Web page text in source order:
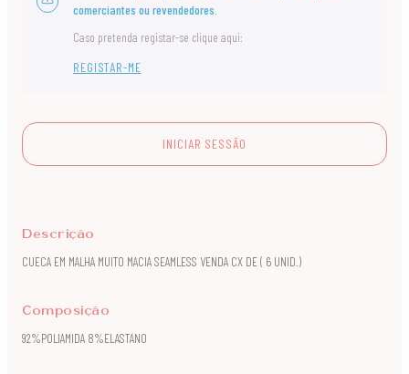
comerciantes ou revendedores.
Caso pretenda registar-se clique aqui:
REGISTAR-ME
INICIAR SESSÃO
Descrição
CUECA EM MALHA MUITO MACIA SEAMLESS VENDA CX DE ( 6 UNID.)
Composição
92%POLIAMIDA 8%ELASTANO